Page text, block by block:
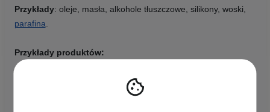
Przykłady: oleje, masła, alkohole tłuszczowe, silikony, woski,
parafina
Przykłady produktów: